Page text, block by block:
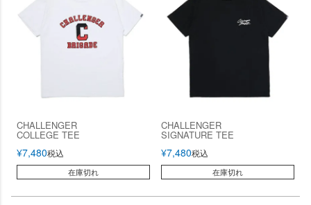
CHALLENGER
COLLEGE TEE
¥7,480税込
在庫切れ
CHALLENGER
SIGNATURE TEE
¥7,480税込
在庫切れ